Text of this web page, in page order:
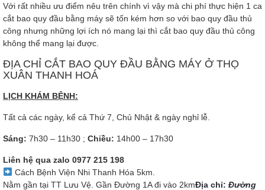
Với rất nhiều ưu điểm nêu trên chính vì vậy mà chi phí thực hiện 1 ca
cắt bao quy đầu bằng máy sẽ tốn kém hơn so với bao quy đầu thủ
công nhưng những lợi ích nó mang lại thì cắt bao quy đầu thủ công
không thể mang lại được.
ĐỊA CHỈ CẮT BAO QUY ĐẦU BẰNG MÁY Ở THỌ
XUÂN THANH HOÁ
LỊCH KHÁM BỆNH:
Tất cả các ngày, kể cả Thứ 7, Chủ Nhật & ngày nghỉ lễ.
Sáng: 7h30 – 11h30 ; Chiều: 14h00 – 17h30
Liên hệ qua zalo 0977 215 198
Cách Bệnh Viện Nhi Thanh Hóa 5km.
Nằm gần tại TT Lưu Vệ. Gần Đường 1A đi vào 2kmĐịa chỉ: Đường